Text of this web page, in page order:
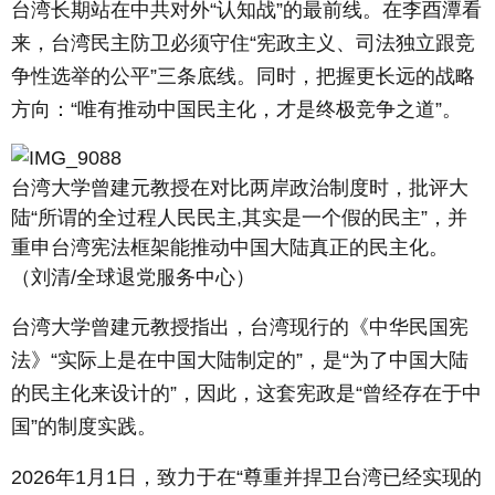
台湾长期站在中共对外“认知战”的最前线。在李酉潭看
来，台湾民主防卫必须守住“宪政主义、司法独立跟竞
争性选举的公平”三条底线。同时，把握更长远的战略
方向：“唯有推动中国民主化，才是终极竞争之道”。
台湾大学曾建元教授在对比两岸政治制度时，批评大
陆“所谓的全过程人民民主,其实是一个假的民主”，并
重申台湾宪法框架能推动中国大陆真正的民主化。
（刘清/全球退党服务中心）
台湾大学曾建元教授指出，台湾现行的《中华民国宪
法》“实际上是在中国大陆制定的”，是“为了中国大陆
的民主化来设计的”，因此，这套宪政是“曾经存在于中
国”的制度实践。
2026年1月1日，致力于在“尊重并捍卫台湾已经实现的